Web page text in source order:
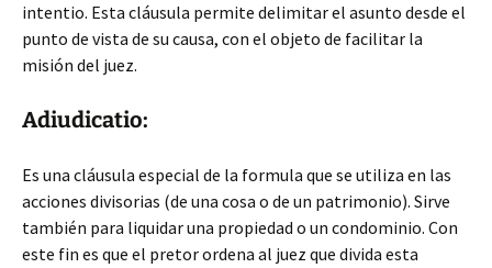
intentio. Esta cláusula permite delimitar el asunto desde el
punto de vista de su causa, con el objeto de facilitar la
misión del juez.
Adiudicatio:
Es una cláusula especial de la formula que se utiliza en las
acciones divisorias (de una cosa o de un patrimonio). Sirve
también para liquidar una propiedad o un condominio. Con
este fin es que el pretor ordena al juez que divida esta